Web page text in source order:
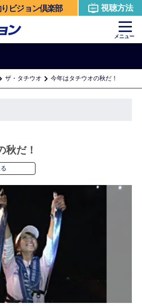
ビジョン倶楽部 視聴方法
メニュー
ザ・タチウオ 今年はタチウオの秋だ！
秋だ！